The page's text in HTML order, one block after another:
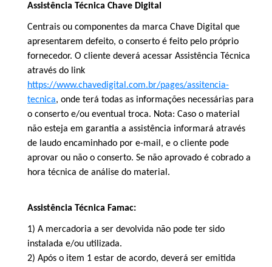
Assistência Técnica Chave Digital
Centrais ou componentes da marca Chave Digital que
apresentarem defeito, o conserto é feito pelo próprio
fornecedor. O cliente deverá acessar Assistência Técnica
através do link
https://www.chavedigital.com.br/pages/assitencia-
tecnica, onde terá todas as informações necessárias para
o conserto e/ou eventual troca. Nota: Caso o material
não esteja em garantia a assistência informará através
de laudo encaminhado por e-mail, e o cliente pode
aprovar ou não o conserto. Se não aprovado é cobrado a
hora técnica de análise do material.
Assistência Técnica Famac:
1) A mercadoria a ser devolvida não pode ter sido
instalada e/ou utilizada.
2) Após o item 1 estar de acordo, deverá ser emitida